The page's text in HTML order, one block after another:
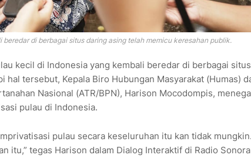
di berbagai situs daring asing telah memicu keresahan publik.
kecil di Indonesia yang kembali beredar di berbagai situs
tersebut, Kepala Biro Hubungan Masyarakat (Humas)
Nasional (ATR/BPN), Harison Mocodompis,
pulau di Indonesia.
pulau secara keseluruhan itu kan tidak
itu,” tegas Harison dalam Dialog Interaktif di Radio